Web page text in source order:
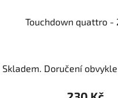
Touchdown quattro -
Skladem. Doručení